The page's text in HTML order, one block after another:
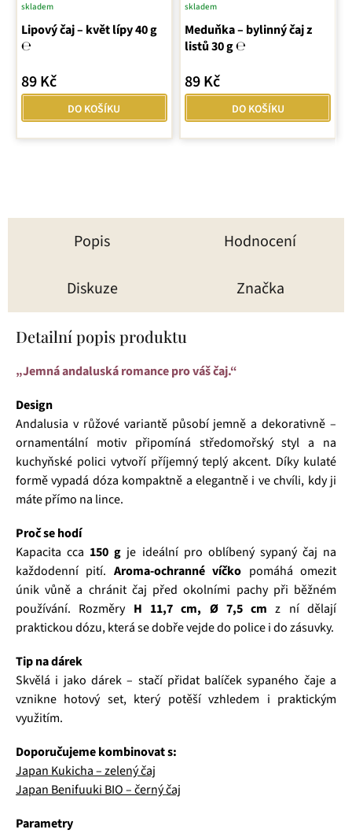
Lipový čaj – květ lípy 40 g
℮
Průměrné
hodnocení
produktu
5,0
5
hvězdiček.
skladem
89 Kč
DO KOŠÍKU
Meduňka – bylinný čaj z
listů 30 g ℮
skladem
89 Kč
DO KOŠÍKU
Popis Hodnocení
Diskuze Značka
Detailní popis produktu
„Jemná andaluská romance pro váš čaj.“
Design
Andalusia v růžové variantě působí jemně a dekorativně –
ornamentální motiv připomíná středomořský styl a na
kuchyňské polici vytvoří příjemný teplý akcent. Díky kulaté
formě vypadá dóza kompaktně a elegantně i ve chvíli, kdy ji
máte přímo na lince.
Proč se hodí
Kapacita cca 150 g je ideální pro oblíbený sypaný čaj na
každodenní pití. Aroma-ochranné víčko pomáhá omezit
únik vůně a chránit čaj před okolními pachy při běžném
používání. Rozměry H 11,7 cm, Ø 7,5 cm z ní dělají
praktickou dózu, která se dobře vejde do police i do zásuvky.
Tip na dárek
Skvělá i jako dárek – stačí přidat balíček sypaného čaje a
vznikne hotový set, který potěší vzhledem i praktickým
využitím.
Doporučujeme kombinovat s:
Japan Kukicha – zelený čaj
Japan Benifuuki BIO – černý čaj
Parametry